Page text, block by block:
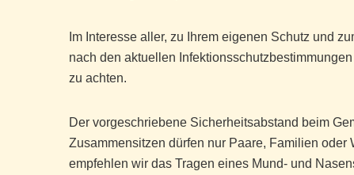
Im Interesse aller, zu Ihrem eigenen Schutz und
nach den aktuellen
zu achten.
Der vorgeschriebene Sicherheitsabstand beim
Zusammensitzen dürfen nur Paare, Familien
empfehlen wir das Tragen eines Mund- und